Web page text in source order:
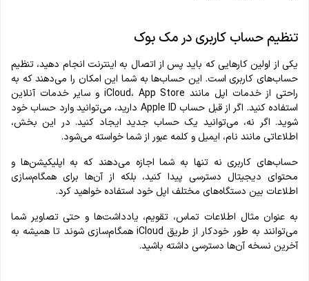
تنظیم حساب کاربری در مک بوک
یکی از اولین کارهایی که باید پس از اتصال به اینترنت انجام دهید، تنظیم
حساب‌های کاربری است. این حساب‌ها به شما این امکان را می‌دهند که به
راحتی از خدمات اپل مانند iCloud، App Store و سایر خدمات آنلاین
استفاده کنید. اگر از قبل حساب Apple ID دارید، می‌توانید وارد حساب خود
شوید. اگر نه، می‌توانید یک حساب جدید ایجاد کنید. در این بخش،
اطلاعاتی مانند نام، ایمیل و کلمه عبور از شما خواسته می‌شود.
حساب‌های کاربری نه تنها به شما اجازه می‌دهند که به اپلیکیشن‌ها و
محتوای دیجیتال دسترسی پیدا کنید، بلکه از آن‌ها برای همگام‌سازی
اطلاعات بین دستگاه‌های مختلف اپل خود استفاده خواهید کرد.
به عنوان مثال اطلاعات تماس، تقویم، یادداشت‌ها و حتی تصاویر شما
می‌توانند به طور خودکار از طریق iCloud همگام‌سازی شوند تا همیشه به
آخرین نسخه آن‌ها دسترسی داشته باشید.